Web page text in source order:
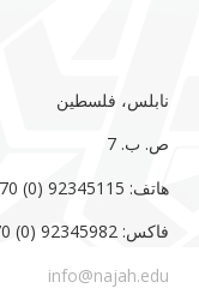
نابلس، فلسطين
ص. ب. 7‏
هاتف: 92345115 (0) 970‏‎+‎
فاكس: 92345982 (0) 970‏‎+‎
info@najah.edu